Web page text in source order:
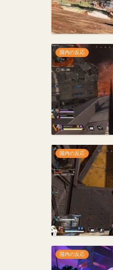
国内の反応
国内の反応
国内の反応